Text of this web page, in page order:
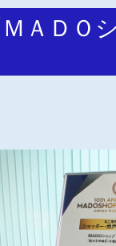
ＡＤＯ